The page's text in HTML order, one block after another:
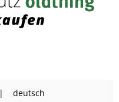
| deutsch